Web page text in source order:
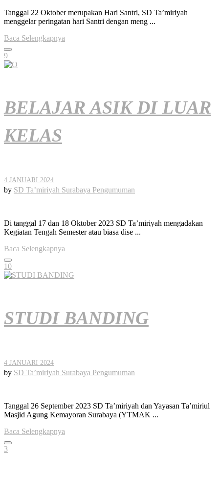
Tanggal 22 Oktober merupakan Hari Santri, SD Ta’miriyah
menggelar peringatan hari Santri dengan meng ...
Baca Selengkapnya
9
BELAJAR ASIK DI LUAR
KELAS
4 JANUARI 2024
by SD Ta’miriyah Surabaya Pengumuman
Di tanggal 17 dan 18 Oktober 2023 SD Ta’miriyah mengadakan
Kegiatan Tengah Semester atau biasa dise ...
Baca Selengkapnya
10
STUDI BANDING
4 JANUARI 2024
by SD Ta’miriyah Surabaya Pengumuman
Tanggal 26 September 2023 SD Ta’miriyah dan Yayasan Ta’miriul
Masjid Agung Kemayoran Surabaya (YTMAK ...
Baca Selengkapnya
3